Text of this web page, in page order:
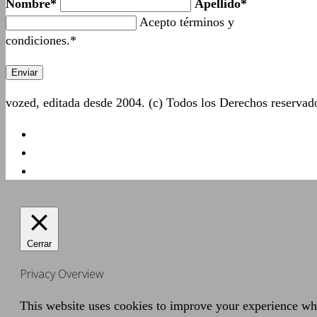
Nombre*
Apellido*
Acepto términos y
condiciones.*
vozed, editada desde 2004. (c) Todos los Derechos
Cerrar
Privacy Overview
This website uses cookies to improve your experience